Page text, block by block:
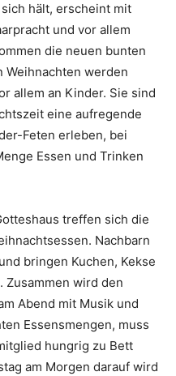
hält, erscheint mit
und vor allem
die neuen bunten
Weihnachten werden
allem an Kinder. Sie sind
eine aufregende
Feten erleben, bei
Essen und Trinken
treffen sich die
Nachbarn
bringen Kuchen, Kekse
Zusammen wird den
Abend mit Musik und
Essensmengen, muss
hungrig zu Bett
am Morgen darauf wird